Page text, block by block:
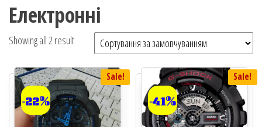
Електронні
Showing all 2 result
Sale!
-22%
Sale!
-41%